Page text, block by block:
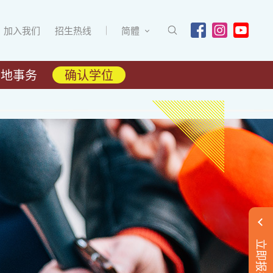
加入我们 招生热线 简體
事务 确认学位
立即报名